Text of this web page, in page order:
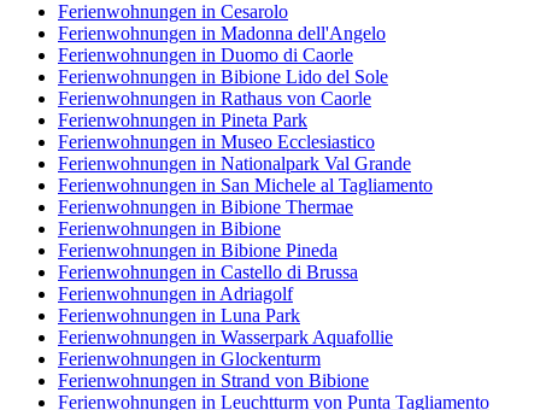
Ferienwohnungen in Cesarolo
Ferienwohnungen in Madonna dell'Angelo
Ferienwohnungen in Duomo di Caorle
Ferienwohnungen in Bibione Lido del Sole
Ferienwohnungen in Rathaus von Caorle
Ferienwohnungen in Pineta Park
Ferienwohnungen in Museo Ecclesiastico
Ferienwohnungen in Nationalpark Val Grande
Ferienwohnungen in San Michele al Tagliamento
Ferienwohnungen in Bibione Thermae
Ferienwohnungen in Bibione
Ferienwohnungen in Bibione Pineda
Ferienwohnungen in Castello di Brussa
Ferienwohnungen in Adriagolf
Ferienwohnungen in Luna Park
Ferienwohnungen in Wasserpark Aquafollie
Ferienwohnungen in Glockenturm
Ferienwohnungen in Strand von Bibione
Ferienwohnungen in Leuchtturm von Punta Tagliamento